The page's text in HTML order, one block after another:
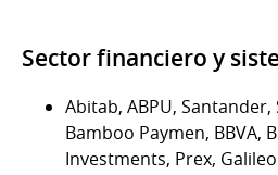
Sector financiero y
Abitab, ABPU, Santander,
Bamboo Paymen, BBVA,
Investments, Prex,